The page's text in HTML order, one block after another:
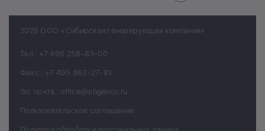
2026 ООО «Сибирская генерирующая компания»
Тел.: +7 495 258-83-00
Факс.: +7 495 363-27-81
Эл. почта.: office@sibgenco.ru
Пользовательское соглашение